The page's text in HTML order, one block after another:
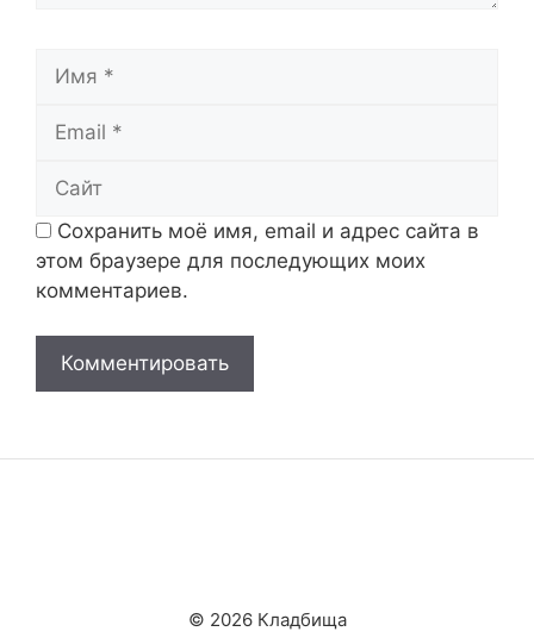
Сохранить моё имя, email и адрес сайта в
этом браузере для последующих моих
комментариев.
© 2026 Кладбища